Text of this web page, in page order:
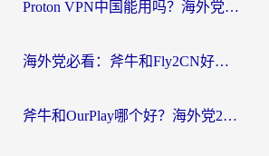
Proton VPN中国能用吗？海外党选回国加速器的避坑指南（附番茄加速器实测）
海外党必看：斧牛和Fly2CN好用吗？3招教你选对回国加速器（附免费试用攻略）
斧牛和OurPlay哪个好？海外党2026亲测：选对加速器，国内资源秒加载